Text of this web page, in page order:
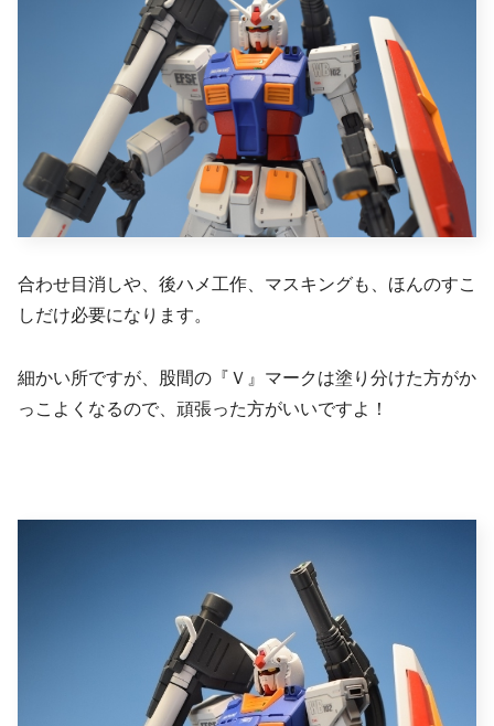
合わせ目消しや、後ハメ工作、マスキングも、ほんのすこ
しだけ必要になります。
細かい所ですが、股間の『Ｖ』マークは塗り分けた方がか
っこよくなるので、頑張った方がいいですよ！